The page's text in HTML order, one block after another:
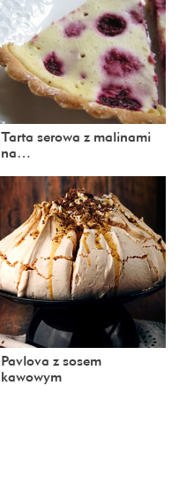
Tarta serowa z malinami
na…
Pavlova z sosem
kawowym